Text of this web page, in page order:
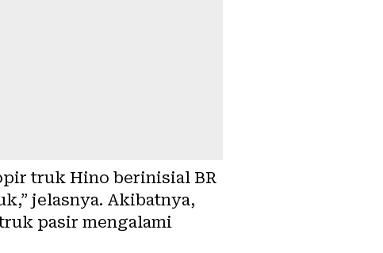
truk Hino berinisial BR
jelasnya. Akibatnya,
pasir mengalami